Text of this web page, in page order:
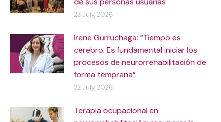
23 July, 2026
Irene Gurruchaga: “Tiempo es
cerebro. Es fundamental iniciar los
procesos de neurorrehabilitación de
forma temprana”
22 July, 2026
Terapia ocupacional en